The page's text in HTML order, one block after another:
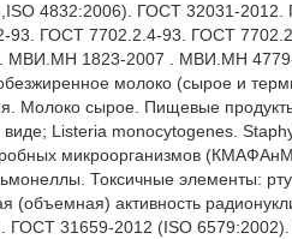
4832:2006). ГОСТ 32031-2012.
ГОСТ 7702.2.4-93. ГОСТ
. МВИ.МН 1823-2007 . МВИ.МН
молоко (сырое и
Молоко сырое. Пищевые
Listeria monocytogenes.
микроорганизмов
Токсичные элементы:
(объемная) активность
31659-2012 (ISO